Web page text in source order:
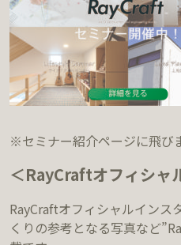
※セミナー紹介ページに飛び
＜RayCraftオフィシャ
RayCraftオフィシャルインス
くりの参考となる写真など